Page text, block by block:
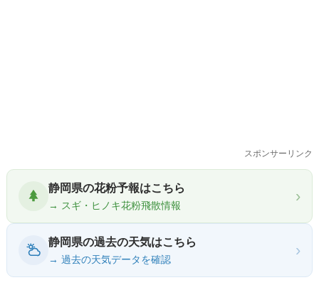
スポンサーリンク
静岡県の花粉予報はこちら
→ スギ・ヒノキ花粉飛散情報
›
静岡県の過去の天気はこちら
→ 過去の天気データを確認
›